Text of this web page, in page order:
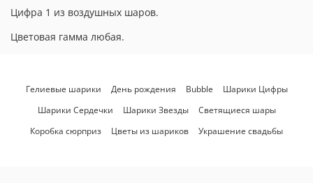
Цифра 1 из воздушных шаров.
Цветовая гамма любая.
Гелиевые шарики День рождения Bubble
Шарики Цифры
Шарики Сердечки
Шарики Звезды
Светящиеся шары
Коробка сюрприз
Цветы из шариков Украшение свадьбы